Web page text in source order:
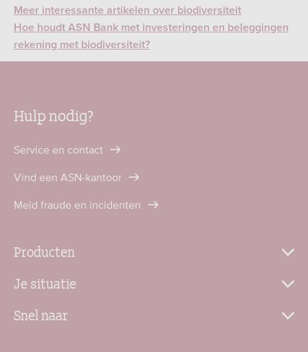
Meer interessante artikelen over biodiversiteit
Hoe houdt ASN Bank met investeringen en beleggingen
rekening met biodiversiteit?
Hulp nodig?
Service en contact
Vind een ASN-kantoor
Meld fraude en incidenten
Producten
Je situatie
Snel naar